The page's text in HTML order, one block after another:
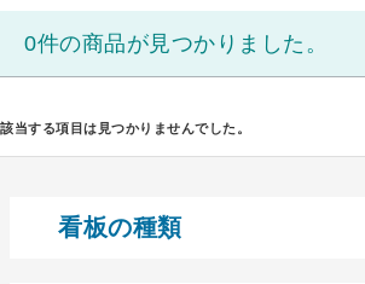
0件の商品が見つかりました。
該当する項目は見つかりませんでした。
看板の種類